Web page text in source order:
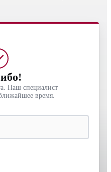
Наш специалист
время.